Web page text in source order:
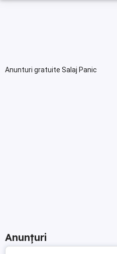
Anunturi gratuite Salaj Panic
Anunțuri